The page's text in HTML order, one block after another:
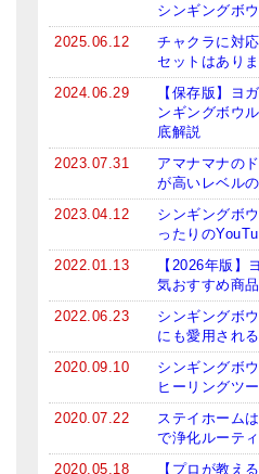
チベット・真マントラ香
お香定期購入（ラクとくサブ
チベット高僧のオラクルカード
シンギングボウル入門本・CD
アウトレット
オリジナルグッズ
神々とつながるジュエリー
ヒーリング・マンダラポスター
ロゴステッカー・ポストカード各
シンギングボ
2025.06.12
チャクラに対
セットはあり
2024.06.29
【保存版】ヨ
ンギングボウ
底解説
2023.07.31
アマナマナの
が高いレベル
2023.04.12
シンギングボ
ったりの
2022.01.13
【2026年版】
気おすすめ商品
2022.06.23
シンギングボ
にも愛用され
2020.09.10
シンギングボ
ヒーリングツ
2020.07.22
ステイホーム
で浄化ルーテ
2020.05.18
【プロが教え